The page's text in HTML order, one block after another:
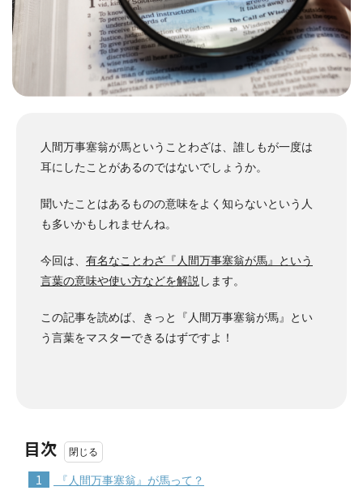
人間万事塞翁が馬ということわざは、誰しもが一度は
耳にしたことがあるのではないでしょうか。
聞いたことはあるものの意味をよく知らないという人
も多いかもしれませんね。
今回は、 有名なことわざ『人間万事塞翁が馬』という
言葉の意味や使い方などを解説 します。
この記事を読めば、きっと『人間万事塞翁が馬』とい
う言葉をマスターできるはずですよ！
目次
1 『人間万事塞翁』が馬って？